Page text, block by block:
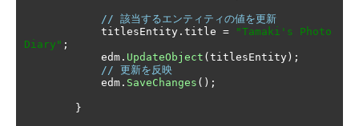
// 該当するエンティティの値を更新
            titlesEntity
. title =
"Tamaki's Photo
Diary" ;
            edm
. UpdateObject ( titlesEntity );
// 更新を反映
            edm
. SaveChanges ();
}